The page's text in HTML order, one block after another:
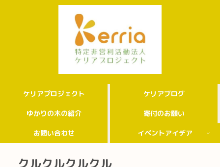
ケリアプロジェクト ケリアブログ
ゆかりの木の紹介 寄付のお願い
お問い合わせ イベントアイデア
クルクルクルクル